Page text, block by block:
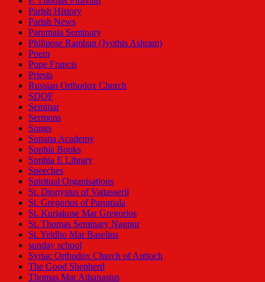
Parish History
Parish News
Parumala Seminary
Philipose Ramban (Jyothis Ashram)
Poem
Pope Francis
Priests
Russian Orthodox Church
SDOF
Seminar
Sermons
Songs
Sopana Academy
Sophia Books
Sophia E Library
Speeches
Spiritual Organisations
St. Dionysius of Vattasseril
St. Gregorios of Parumala
St. Kuriakose Mar Gregorios
St. Thomas Seminary Nagpur
St. Yeldho Mar Baselius
sunday school
Syriac Orthodox Church of Antioch
The Good Shepherd
Thomas Mar Athanasius